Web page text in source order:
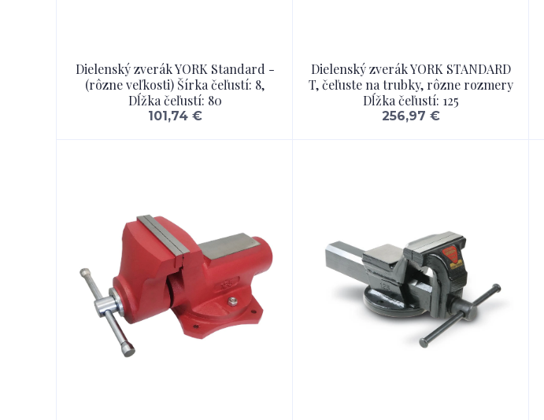
Dielenský zverák YORK Standard -
(rôzne veľkosti) Šírka čeľustí: 8,
Dĺžka čeľustí: 80
101,74 €
Dielenský zverák YORK STANDARD
T, čeľuste na trubky, rôzne rozmery
Dĺžka čeľustí: 125
256,97 €